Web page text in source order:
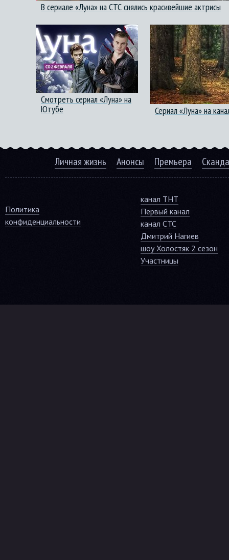
В сериале «Луна» на СТС снялись красивейшие актрисы
Смотреть сериал «Луна» на
Ютубе
Сериал «Луна» на
Личная жизнь Анонсы Премьера
Политика
конфиденциальности
канал ТНТ
Первый канал
канал СТС
Дмитрий Нагиев
шоу Холостяк 2 сезон
Участницы